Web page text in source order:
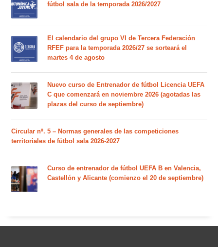
fútbol sala de la temporada 2026/2027
El calendario del grupo VI de Tercera Federación
RFEF para la temporada 2026/27 se sorteará el
martes 4 de agosto
Nuevo curso de Entrenador de fútbol Licencia UEFA
C que comenzará en noviembre 2026 (agotadas las
plazas del curso de septiembre)
Circular nº. 5 – Normas generales de las competiciones
territoriales de fútbol sala 2026-2027
Curso de entrenador de fútbol UEFA B en Valencia,
Castellón y Alicante (comienzo el 20 de septiembre)